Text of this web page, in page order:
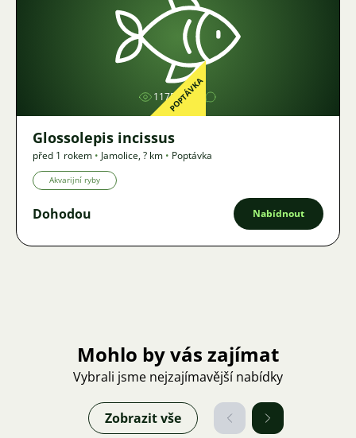
Obrázek
1175POPTÁVKA
Glossolepis incissus
před 1 rokem • Jamolice,? km • Poptávka
Akvarijní ryby
Dohodou Nabídnout
Mohlo by vás zajímat
Vybrali jsme nejzajímavější nabídky
Zobrazit vše